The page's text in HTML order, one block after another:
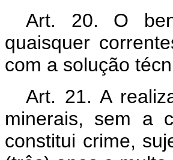
Art. 20. O
quaisquer
com a solução
Art. 21. A
minerais, sem a
constitui crime,